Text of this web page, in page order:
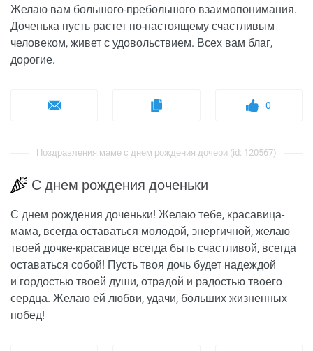
Желаю вам большого-пребольшого взаимопонимания.
Доченька пусть растет по-настоящему счастливым
человеком, живет с удовольствием. Всех вам благ,
дорогие.
0
Поздравления маме с днем рождения дочери (id: 120567)
С днем рождения доченьки
С днем рождения доченьки! Желаю тебе, красавица-
мама, всегда оставаться молодой, энергичной, желаю
твоей дочке-красавице всегда быть счастливой, всегда
оставаться собой! Пусть твоя дочь будет надеждой
и гордостью твоей души, отрадой и радостью твоего
сердца. Желаю ей любви, удачи, больших жизненных
побед!